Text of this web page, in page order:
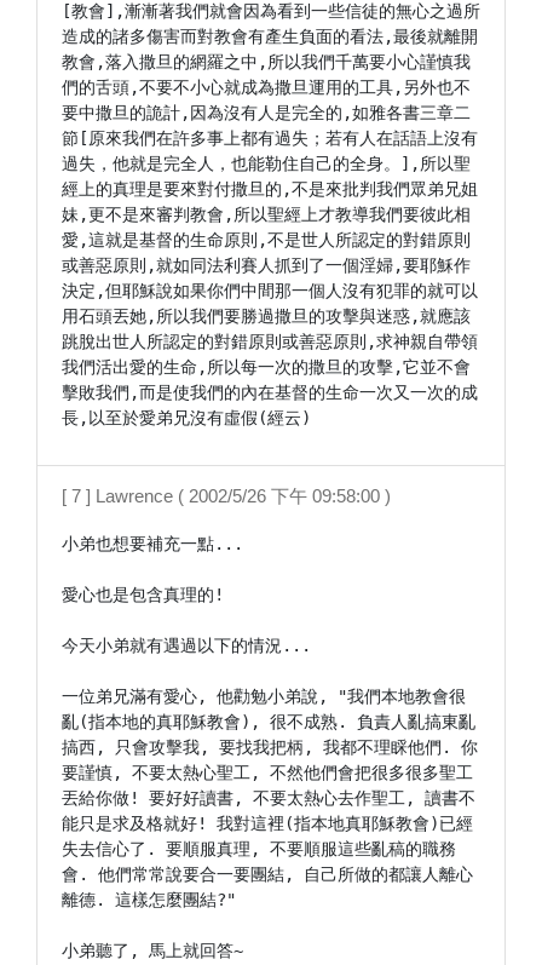
[教會],漸漸著我們就會因為看到一些信徒的無心之過所
造成的諸多傷害而對教會有產生負面的看法,最後就離開
教會,落入撒旦的網羅之中,所以我們千萬要小心謹慎我
們的舌頭,不要不小心就成為撒旦運用的工具,另外也不
要中撒旦的詭計,因為沒有人是完全的,如雅各書三章二
節[原來我們在許多事上都有過失；若有人在話語上沒有
過失，他就是完全人，也能勒住自己的全身。],所以聖
經上的真理是要來對付撒旦的,不是來批判我們眾弟兄姐
妹,更不是來審判教會,所以聖經上才教導我們要彼此相
愛,這就是基督的生命原則,不是世人所認定的對錯原則
或善惡原則,就如同法利賽人抓到了一個淫婦,要耶穌作
決定,但耶穌說如果你們中間那一個人沒有犯罪的就可以
用石頭丟她,所以我們要勝過撒旦的攻擊與迷惑,就應該
跳脫出世人所認定的對錯原則或善惡原則,求神親自帶領
我們活出愛的生命,所以每一次的撒旦的攻擊,它並不會
擊敗我們,而是使我們的內在基督的生命一次又一次的成
長,以至於愛弟兄沒有虛假(經云)
[ 7 ] Lawrence ( 2002/5/26 下午 09:58:00 )
小弟也想要補充一點...
愛心也是包含真理的!
今天小弟就有遇過以下的情況...
一位弟兄滿有愛心, 他勸勉小弟說, "我們本地教會很
亂(指本地的真耶穌教會), 很不成熟. 負責人亂搞東亂
搞西, 只會攻擊我, 要找我把柄, 我都不理睬他們. 你
要謹慎, 不要太熱心聖工, 不然他們會把很多很多聖工
丟給你做! 要好好讀書, 不要太熱心去作聖工, 讀書不
能只是求及格就好! 我對這裡(指本地真耶穌教會)已經
失去信心了. 要順服真理, 不要順服這些亂稿的職務
會. 他們常常說要合一要團結, 自己所做的都讓人離心
離德. 這樣怎麼團結?"
小弟聽了, 馬上就回答~